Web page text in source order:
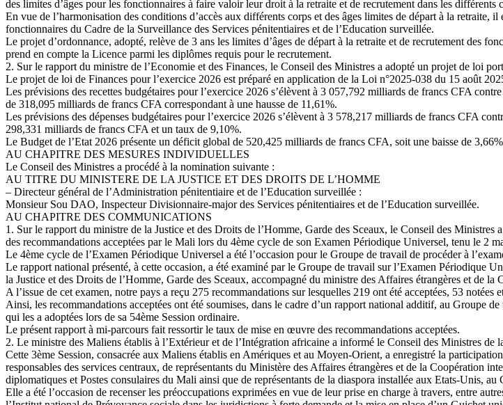
des limites d’âges pour les fonctionnaires à faire valoir leur droit à la retraite et de recrutement dans les différents
En vue de l’harmonisation des conditions d’accès aux différents corps et des âges limites de départ à la
fonctionnaires du Cadre de la Surveillance des Services pénitentiaires et de l’Education surveillée.
Le projet d’ordonnance, adopté, relève de 3 ans les limites d’âges de départ à la retraite et de recrutement des
prend en compte la Licence parmi les diplômes requis pour le recrutement.
2. Sur le rapport du ministre de l’Economie et des Finances, le Conseil des Ministres a adopté un projet de loi
Le projet de loi de Finances pour l’exercice 2026 est préparé en application de la Loi n°2025-038 du 15 août
Les prévisions des recettes budgétaires pour l’exercice 2026 s’élèvent à 3 057,792 milliards de francs CFA
de 318,095 milliards de francs CFA correspondant à une hausse de 11,61%.
Les prévisions des dépenses budgétaires pour l’exercice 2026 s’élèvent à 3 578,217 milliards de francs CFA
298,331 milliards de francs CFA et un taux de 9,10%.
Le Budget de l’Etat 2026 présente un déficit global de 520,425 milliards de francs CFA, soit une baisse de
AU CHAPITRE DES MESURES INDIVIDUELLES
Le Conseil des Ministres a procédé à la nomination suivante :
AU TITRE DU MINISTERE DE LA JUSTICE ET DES DROITS DE L’HOMME
– Directeur général de l’Administration pénitentiaire et de l’Education surveillée :
Monsieur Sou DAO, Inspecteur Divisionnaire-major des Services pénitentiaires et de l’Education surveillée.
AU CHAPITRE DES COMMUNICATIONS
1. Sur le rapport du ministre de la Justice et des Droits de l’Homme, Garde des Sceaux, le Conseil des
des recommandations acceptées par le Mali lors du 4ème cycle de son Examen Périodique Universel, tenu le 2
Le 4ème cycle de l’Examen Périodique Universel a été l’occasion pour le Groupe de travail de procéder à
Le rapport national présenté, à cette occasion, a été examiné par le Groupe de travail sur l’Examen Périodique
la Justice et des Droits de l’Homme, Garde des Sceaux, accompagné du ministre des Affaires étrangères et de la
A l’issue de cet examen, notre pays a reçu 275 recommandations sur lesquelles 219 ont été acceptées, 53 notées
Ainsi, les recommandations acceptées ont été soumises, dans le cadre d’un rapport national additif, au Groupe
qui les a adoptées lors de sa 54ème Session ordinaire.
Le présent rapport à mi-parcours fait ressortir le taux de mise en œuvre des recommandations acceptées.
2. Le ministre des Maliens établis à l’Extérieur et de l’Intégration africaine a informé le Conseil des Ministres de
Cette 3ème Session, consacrée aux Maliens établis en Amériques et au Moyen-Orient, a enregistré la
responsables des services centraux, de représentants du Ministère des Affaires étrangères et de la Coopération
diplomatiques et Postes consulaires du Mali ainsi que de représentants de la diaspora installée aux Etats-Unis,
Elle a été l’occasion de recenser les préoccupations exprimées en vue de leur prise en charge à travers, entre